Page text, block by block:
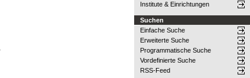
Institute & Einrichtungen
Suchen
Einfache Suche
Erweiterte Suche
Programmatische Suche
Vordefinierte Suche
RSS-Feed